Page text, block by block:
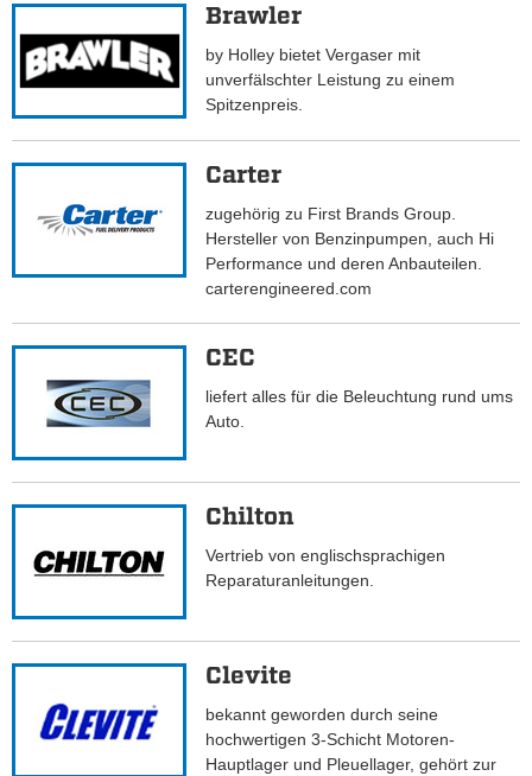
Brawler
by Holley bietet Vergaser mit
unverfälschter Leistung zu einem
Spitzenpreis.
Carter
zugehörig zu First Brands Group.
Hersteller von Benzinpumpen, auch Hi
Performance und deren Anbauteilen.
carterengineered.com
CEC
liefert alles für die Beleuchtung rund ums
Auto.
Chilton
Vertrieb von englischsprachigen
Reparaturanleitungen.
Clevite
bekannt geworden durch seine
hochwertigen 3-Schicht Motoren-
Hauptlager und Pleuellager, gehört zur